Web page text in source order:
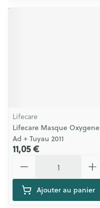
Lifecare
Lifecare Masque Oxygene
Ad + Tuyau 2011
11,05 €
Ajouter au panier